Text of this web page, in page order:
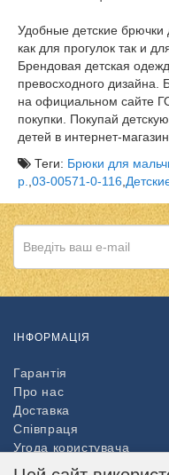
Удобные детские брючки
как для прогулок так и
Брендовая детская
превосходного
на официальном сайте
покупки. Покупай
детей в интернет-
Теги: Брюки для
р. 03-00571-0-116
ІНФОРМАЦІЯ
Гарантія
Про нас
Доставка
Співпраця
Угода користувача
Повернення товару